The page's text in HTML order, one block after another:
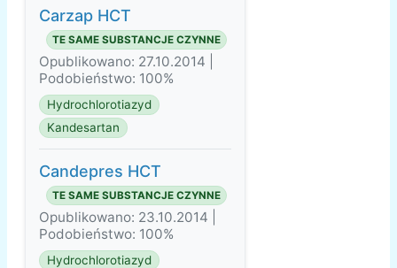
Carzap HCT
TE SAME SUBSTANCJE CZYNNE
Opublikowano: 27.10.2014 |
Podobieństwo: 100%
Hydrochlorotiazyd
Kandesartan
Candepres HCT
TE SAME SUBSTANCJE CZYNNE
Opublikowano: 23.10.2014 |
Podobieństwo: 100%
Hydrochlorotiazyd